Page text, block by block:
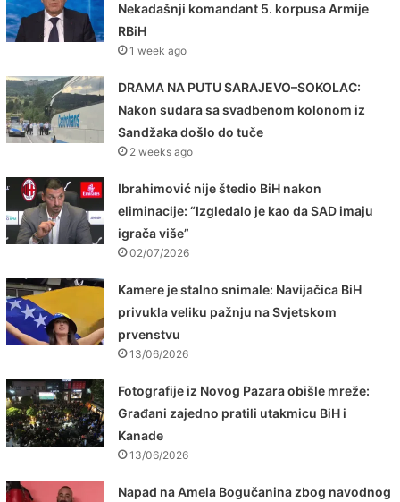
Nekadašnji komandant 5. korpusa Armije
RBiH
1 week ago
DRAMA NA PUTU SARAJEVO–SOKOLAC:
Nakon sudara sa svadbenom kolonom iz
Sandžaka došlo do tuče
2 weeks ago
Ibrahimović nije štedio BiH nakon
eliminacije: “Izgledalo je kao da SAD imaju
igrača više”
02/07/2026
Kamere je stalno snimale: Navijačica BiH
privukla veliku pažnju na Svjetskom
prvenstvu
13/06/2026
Fotografije iz Novog Pazara obišle mreže:
Građani zajedno pratili utakmicu BiH i
Kanade
13/06/2026
Napad na Amela Bogučanina zbog navodnog